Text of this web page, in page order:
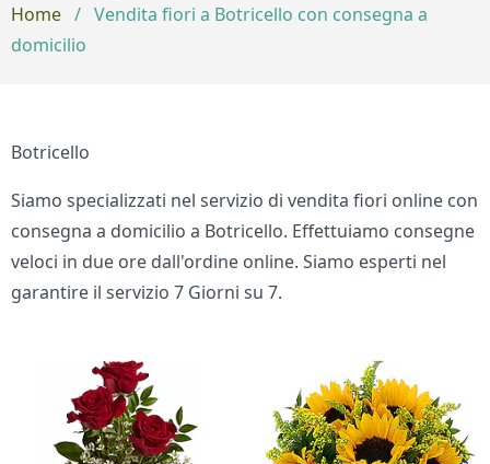
Home / Vendita fiori a Botricello con consegna a
domicilio
Botricello
Siamo specializzati nel servizio di vendita fiori online con
consegna a domicilio a Botricello. Effettuiamo consegne
veloci in due ore dall'ordine online. Siamo esperti nel
garantire il servizio 7 Giorni su 7.
Bouquet di fiori